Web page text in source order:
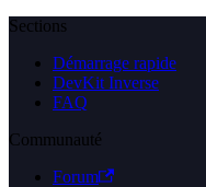
Sections
Démarrage rapide
DevKit Inverse
FAQ
Communauté
Forum